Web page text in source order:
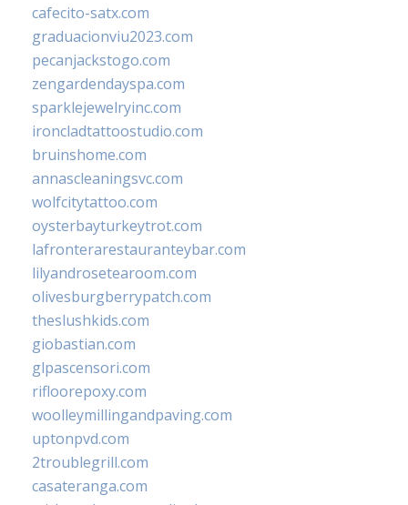
cafecito-satx.com
graduacionviu2023.com
pecanjackstogo.com
zengardendayspa.com
sparklejewelryinc.com
ironcladtattoostudio.com
bruinshome.com
annascleaningsvc.com
wolfcitytattoo.com
oysterbayturkeytrot.com
lafronterarestauranteybar.com
lilyandrosetearoom.com
olivesburgberrypatch.com
theslushkids.com
giobastian.com
glpascensori.com
rifloorepoxy.com
woolleymillingandpaving.com
uptonpvd.com
2troublegrill.com
casateranga.com